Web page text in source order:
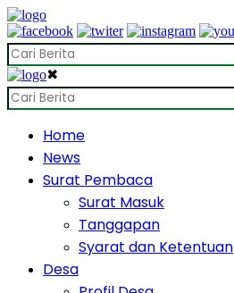
✖
Home
News
Surat Pembaca
Surat Masuk
Tanggapan
Syarat dan Ketentuan
Desa